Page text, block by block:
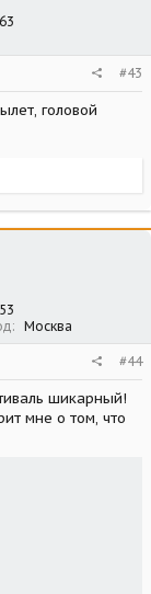
#43
головой
Москва
#44
шикарный!
мне о том, что